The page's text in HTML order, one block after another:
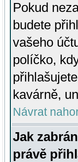
Pokud
budete
vašeho
políčko,
kavárně,
Návrat
Jak
právě